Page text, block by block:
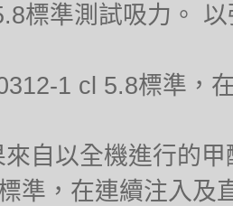
標準測試吸力。
1 cl 5.8標準，
自以全機進行的
準，在連續注入及